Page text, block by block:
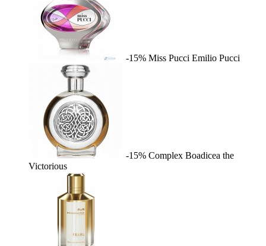
-15% Miss Pucci Emilio Pucci
-15% Complex Boadicea the
Victorious